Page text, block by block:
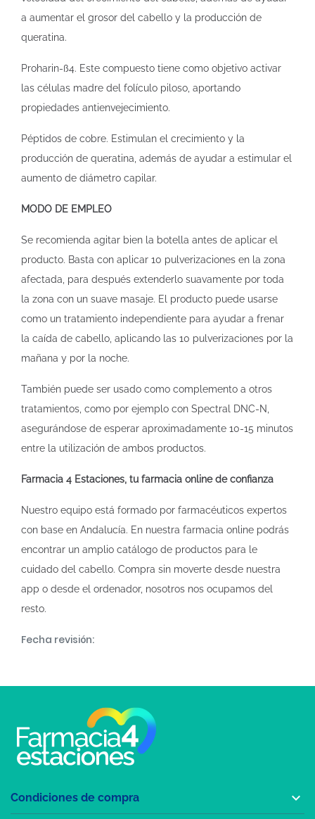
a aumentar el grosor del cabello y la producción de
queratina.
Proharin-ß4. Este compuesto tiene como objetivo activar
las células madre del folículo piloso, aportando
propiedades antienvejecimiento.
Péptidos de cobre. Estimulan el crecimiento y la
producción de queratina, además de ayudar a estimular el
aumento de diámetro capilar.
MODO DE EMPLEO
Se recomienda agitar bien la botella antes de aplicar el
producto. Basta con aplicar 10 pulverizaciones en la zona
afectada, para después extenderlo suavamente por toda
la zona con un suave masaje. El producto puede usarse
como un tratamiento independiente para ayudar a frenar
la caída de cabello, aplicando las 10 pulverizaciones por la
mañana y por la noche.
También puede ser usado como complemento a otros
tratamientos, como por ejemplo con Spectral DNC-N,
asegurándose de esperar aproximadamente 10-15 minutos
entre la utilización de ambos productos.
Farmacia 4 Estaciones, tu farmacia online de confianza
Nuestro equipo está formado por farmacéuticos expertos
con base en Andalucía. En nuestra farmacia online podrás
encontrar un amplio catálogo de productos para le
cuidado del cabello. Compra sin moverte desde nuestra
app o desde el ordenador, nosotros nos ocupamos del
resto.
Fecha revisión:
Condiciones de compra 